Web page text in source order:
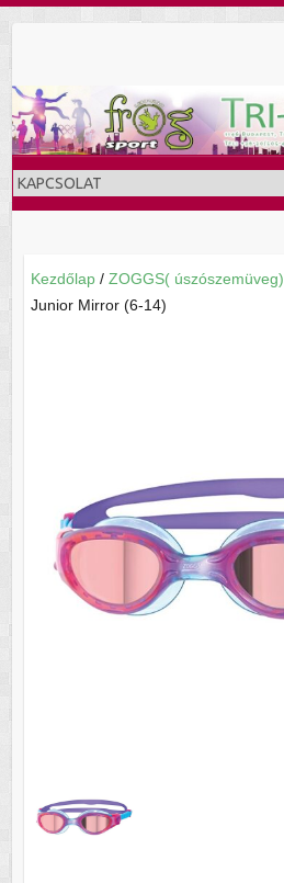
content
Kezdőlap/ ZOGGS( úszószemüveg)
Junior Mirror (6-14)